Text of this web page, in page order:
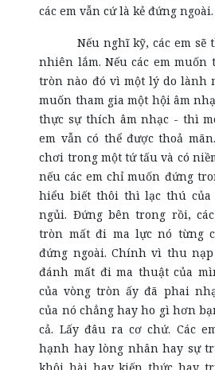
các em vẫn cứ là kẻ đứng ngoài.
Nếu nghĩ kỹ, các em
nhiên lắm. Nếu các em muốn
tròn nào đó vì một lý do lành
muốn tham gia một hội âm
thực sự thích âm nhạc - thì
em vẫn có thể được thoả
chơi trong một tứ tấu và có
nếu các em chỉ muốn đứng
hiểu biết thôi thì lạc thú của
ngủi. Đứng bên trong rồi,
tròn mất đi ma lực nó từng
đứng ngoài. Chính vì thu
đánh mất đi ma thuật của
của vòng tròn ấy đã phai
của nó chẳng hay ho gì hơn
cả. Lấy đâu ra cơ chứ. Các
hạnh hay lòng nhân hay sự